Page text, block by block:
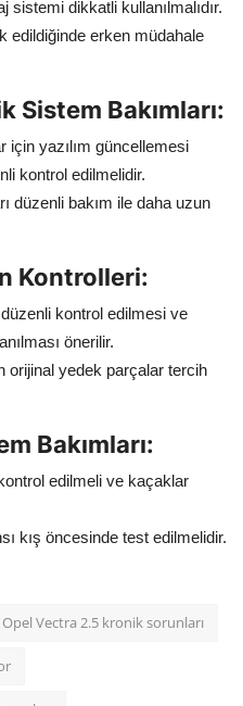
sistemi dikkatli kullanılmalıdır.
edildiğinde erken müdahale
Sistem Bakımları:
için yazılım güncellemesi
kontrol edilmelidir.
düzenli bakım ile daha uzun
Kontrolleri:
kontrol edilmesi ve
önerilir.
orijinal yedek parçalar tercih
Bakımları:
edilmeli ve kaçaklar
kış öncesinde test edilmelidir.
Opel Vectra 2.5 kronik sorunları